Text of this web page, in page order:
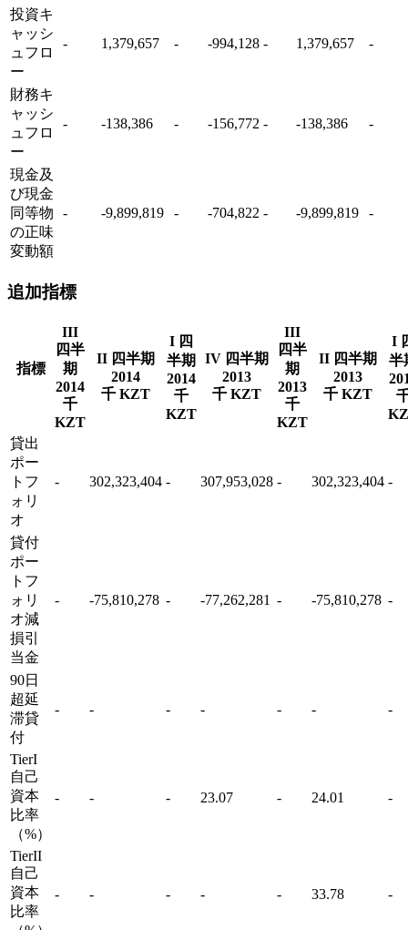
投資キ
ャッシ
ュフロ
ー
- 1,379,657 - -994,128 - 1,379,657 -
財務キ
ャッシ
ュフロ
ー
- -138,386 - -156,772 - -138,386 -
現金及
び現金
同等物
の正味
変動額
- -9,899,819 - -704,822 - -9,899,819 -
追加指標
指標
III
四半
期
2014
千
KZT
II 四半期
2014
千 KZT
I 四
半期
2014
千
KZT
IV 四半期
2013
千 KZT
III
四半
期
2013
千
KZT
II 四半期
2013
千 KZT
I
半
貸出
ポー
トフ
ォリ
オ
- 302,323,404 - 307,953,028 - 302,323,404 -
貸付
ポー
トフ
ォリ
オ減
損引
当金
- -75,810,278 - -77,262,281 - -75,810,278 -
90日
超延
滞貸
付
- - - - - - -
TierI
自己
資本
比率
（%）
- - - 23.07 - 24.01 -
TierII
自己
資本
比率
- - - - - 33.78 -